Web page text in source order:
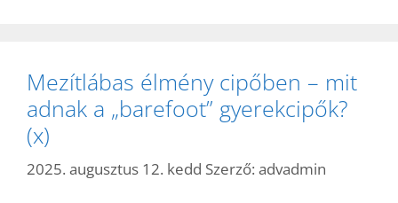
Mezítlábas élmény cipőben – mit
adnak a „barefoot” gyerekcipők?
(x)
2025. augusztus 12. kedd Szerző: advadmin